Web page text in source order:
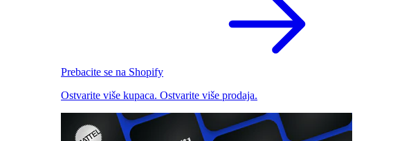
Prebacite se na Shopify
Ostvarite više kupaca. Ostvarite više prodaja.